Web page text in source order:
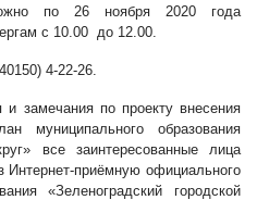
по 26 ноября 2020 года
с 10.00 до 12.00.
4-22-26.
замечания по проекту внесения
муниципального образования
все заинтересованные лица
Интернет-приёмную официального
«Зеленоградский городской